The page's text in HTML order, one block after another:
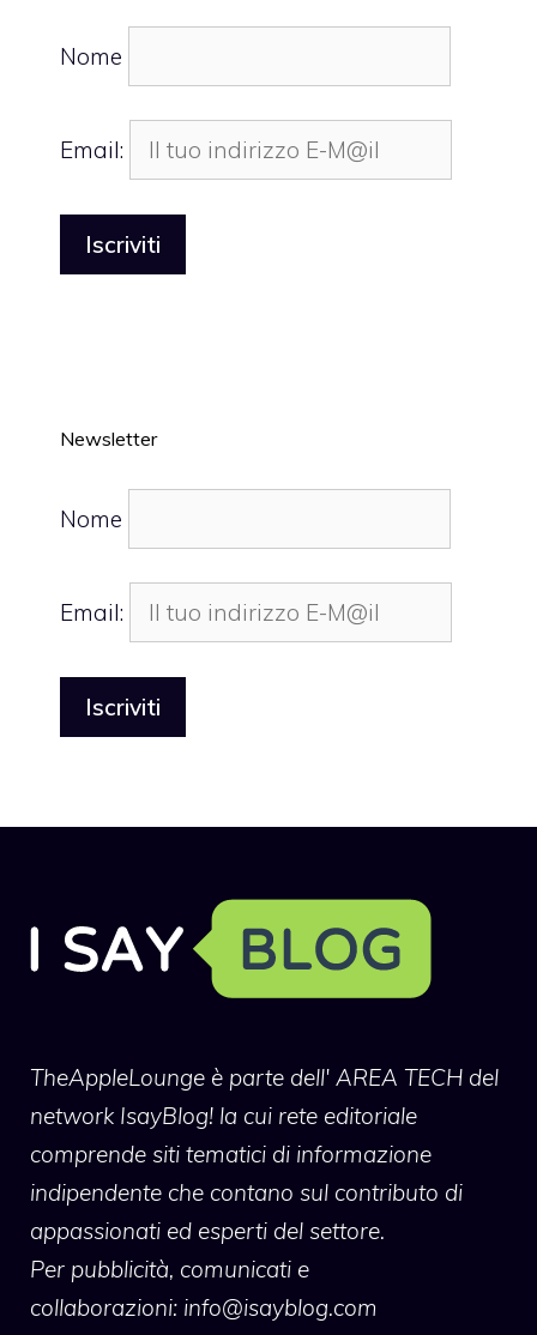
Nome
Email:
Newsletter
Nome
Email:
TheAppleLounge è parte dell' AREA TECH del
network IsayBlog! la cui rete editoriale
comprende siti tematici di informazione
indipendente che contano sul contributo di
appassionati ed esperti del settore.
Per pubblicità, comunicati e
collaborazioni: info@isayblog.com